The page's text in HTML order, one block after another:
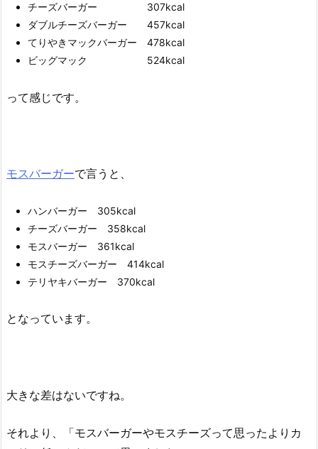
チーズバーガー 307kcal
ダブルチーズバーガー 457kcal
てりやきマックバーガー 478kcal
ビッグマック 524kcal
って感じです。
モスバーガーで言うと、
ハンバーガー 305kcal
チーズバーガー 358kcal
モスバーガー 361kcal
モスチーズバーガー 414kcal
テリヤキバーガー 370kcal
となっています。
大きな差はないですね。
それより、「モスバーガーやモスチーズって思ったよりカ